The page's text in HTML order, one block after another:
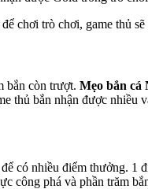
chơi trò chơi, game thủ
bắn còn trượt. Mẹo bắn cá
thủ bắn nhận được
có nhiều điểm thưởng.
công phá và phần trăm